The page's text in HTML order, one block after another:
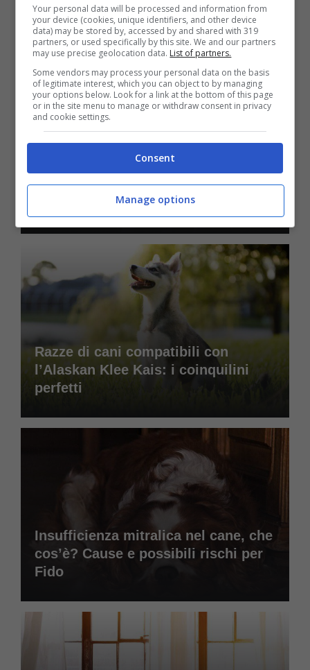
Possibili rischi per Micio
dell’Alaskan Klee Kais: bagno e
Razze di cani compatibili con
l’Alaskan Klee Kais: i coinquilini
perfetti
Insufficienza mitralica nel cane, che
cos’è? Cause e possibili rischi per
Fido
Your personal data will be processed and information from
your device (cookies, unique identifiers, and other device
data) may be stored by, accessed by and shared with 319
partners, or used specifically by this site. We and our partners
may use precise geolocation data. List of partners.
Some vendors may process your personal data on the basis
of legitimate interest, which you can object to by managing
your options below. Look for a link at the bottom of this page
or in the site menu to manage or withdraw consent in privacy
and cookie settings.
Consent
Manage options